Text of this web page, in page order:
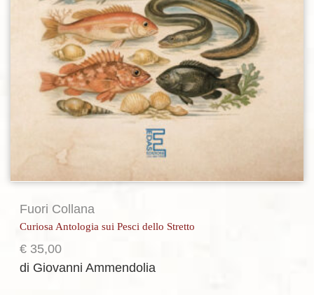
Fuori Collana
Curiosa Antologia sui Pesci dello Stretto
€ 35,00
di Giovanni Ammendolia